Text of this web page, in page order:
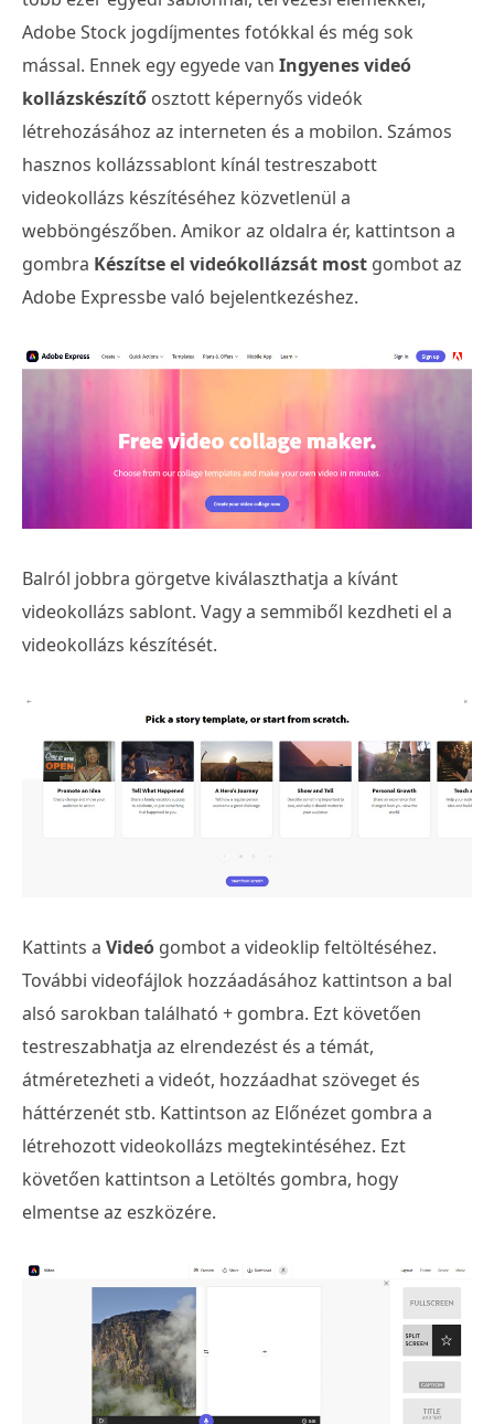
Adobe Stock jogdíjmentes fotókkal és még sok
mással. Ennek egy egyede van Ingyenes videó
kollázskészítő osztott képernyős videók
létrehozásához az interneten és a mobilon. Számos
hasznos kollázssablont kínál testreszabott
videokollázs készítéséhez közvetlenül a
webböngészőben. Amikor az oldalra ér, kattintson a
gombra Készítse el videókollázsát most gombot az
Adobe Expressbe való bejelentkezéshez.
Balról jobbra görgetve kiválaszthatja a kívánt
videokollázs sablont. Vagy a semmiből kezdheti el a
videokollázs készítését.
Kattints a Videó gombot a videoklip feltöltéséhez.
További videofájlok hozzáadásához kattintson a bal
alsó sarokban található + gombra. Ezt követően
testreszabhatja az elrendezést és a témát,
átméretezheti a videót, hozzáadhat szöveget és
háttérzenét stb. Kattintson az Előnézet gombra a
létrehozott videokollázs megtekintéséhez. Ezt
követően kattintson a Letöltés gombra, hogy
elmentse az eszközére.